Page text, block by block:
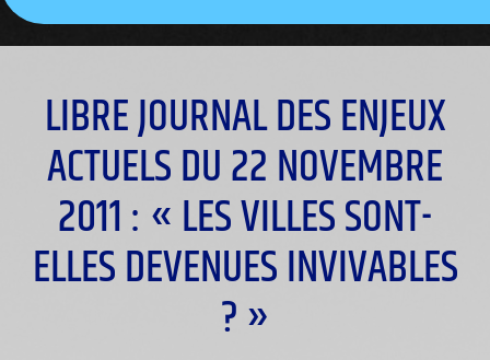
LIBRE JOURNAL DES ENJEUX
ACTUELS DU 22 NOVEMBRE
2011 : « LES VILLES SONT-
ELLES DEVENUES INVIVABLES
? »